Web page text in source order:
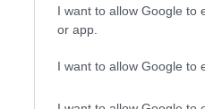
I want to allow Google to
or app.
I want to allow Google to